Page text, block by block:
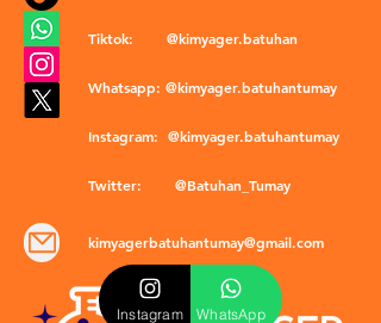
Tiktok: @kimyager.batuhan
Whatsapp: @kimyager.batuhantumay
Instagram: @kimyager.batuhantumay
Twitter: @Batuhan_Tumay
kimyagerbatuhantumay@gmail.com
Instagram WhatsApp